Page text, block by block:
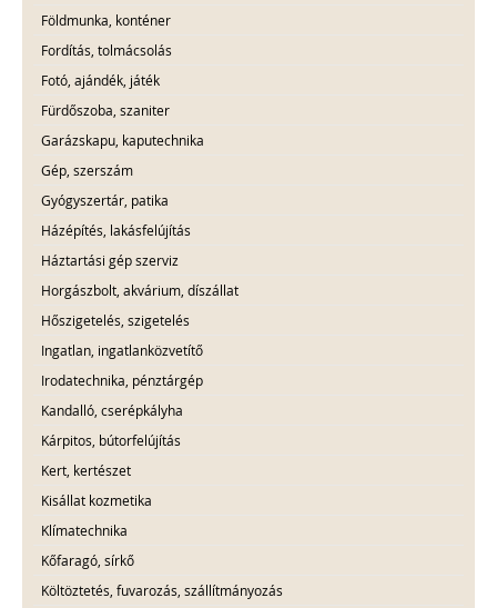
Földmunka, konténer
Fordítás, tolmácsolás
Fotó, ajándék, játék
Fürdőszoba, szaniter
Garázskapu, kaputechnika
Gép, szerszám
Gyógyszertár, patika
Házépítés, lakásfelújítás
Háztartási gép szerviz
Horgászbolt, akvárium, díszállat
Hőszigetelés, szigetelés
Ingatlan, ingatlanközvetítő
Irodatechnika, pénztárgép
Kandalló, cserépkályha
Kárpitos, bútorfelújítás
Kert, kertészet
Kisállat kozmetika
Klímatechnika
Kőfaragó, sírkő
Költöztetés, fuvarozás, szállítmányozás